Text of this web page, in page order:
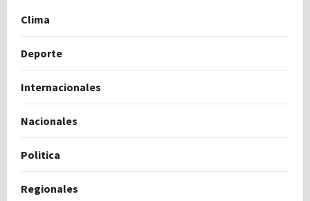
Clima
Deporte
Internacionales
Nacionales
Politica
Regionales